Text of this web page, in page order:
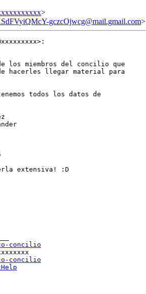
>
gczcOjwcg@mail.gmail.com>
los miembros del concilio que
llegar material para
todos los datos de
extensiva! :D
concilio
concilio